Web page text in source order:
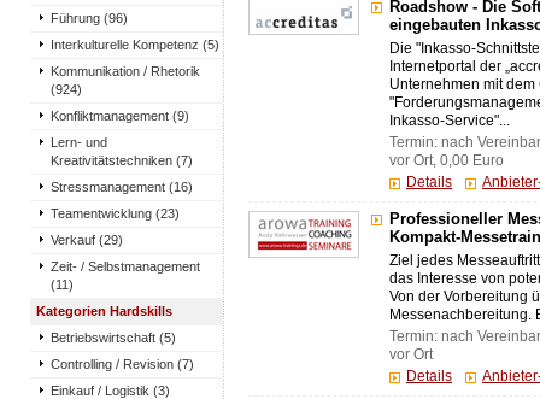
Führung (96)
Interkulturelle Kompetenz (5)
Kommunikation / Rhetorik
(924)
Konfliktmanagement (9)
Lern- und
Kreativitätstechniken (7)
Stressmanagement (16)
Teamentwicklung (23)
Verkauf (29)
Zeit- / Selbstmanagement
(11)
Kategorien Hardskills
Betriebswirtschaft (5)
Controlling / Revision (7)
Einkauf / Logistik (3)
Roadshow - Die
eingebauten
Die "Inkasso-
Internetportal der
Unternehmen mit
Inkasso-Service"...
Termin: nach
vor Ort, 0,00 Euro
Details
Professioneller
Kompakt-
Ziel jedes
das Interesse von
Von der Vorbereitung
Messenachbereitung.
Termin: nach
vor Ort
Details